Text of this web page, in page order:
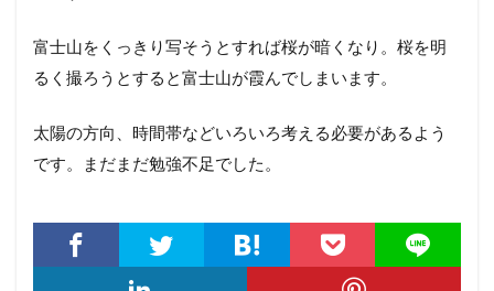
富士山をくっきり写そうとすれば桜が暗くなり。桜を明
るく撮ろうとすると富士山が霞んでしまいます。
太陽の方向、時間帯などいろいろ考える必要があるよう
です。まだまだ勉強不足でした。